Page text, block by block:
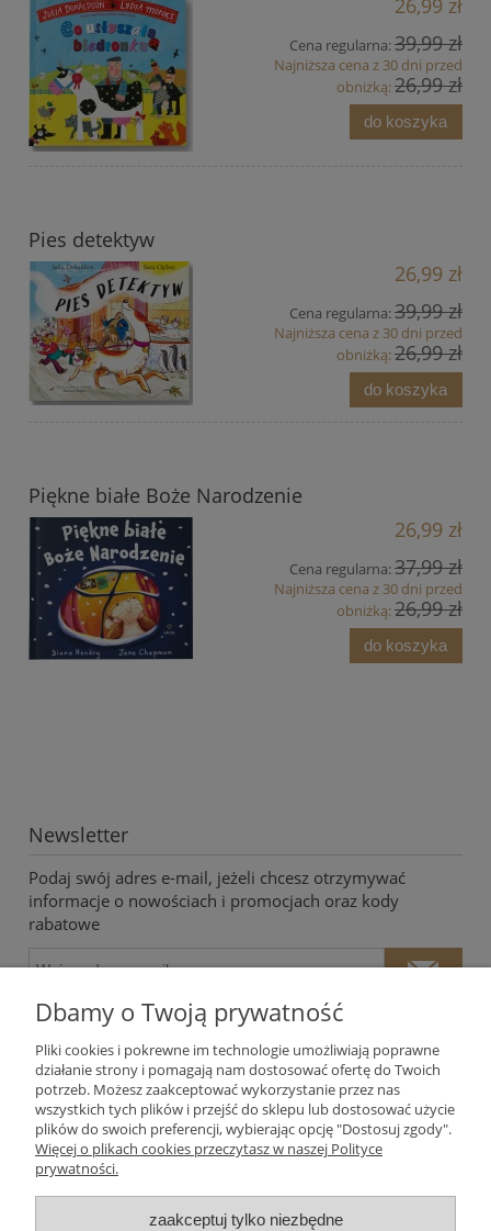
26,99 zł
Cena regularna:39,99 zł
Najniższa cena z 30 dni przed
obniżką:26,99 zł
do koszyka
Pies detektyw
26,99 zł
Cena regularna:39,99 zł
Najniższa cena z 30 dni przed
obniżką:26,99 zł
do koszyka
Piękne białe Boże Narodzenie
26,99 zł
Cena regularna:37,99 zł
Najniższa cena z 30 dni przed
obniżką:26,99 zł
do koszyka
Newsletter
Podaj swój adres e-mail, jeżeli chcesz otrzymywać
informacje o nowościach i promocjach oraz kody
rabatowe
Twoje dane będą przetwarzane zgodnie z nasząpolityką
prywatności
Moje konto
Dbamy o Twoją prywatność
Pliki cookies i pokrewne im technologie umożliwiają poprawne
działanie strony i pomagają nam dostosować ofertę do Twoich
potrzeb. Możesz zaakceptować wykorzystanie przez nas
wszystkich tych plików i przejść do sklepu lub dostosować użycie
plików do swoich preferencji, wybierając opcję "Dostosuj zgody".
Więcej o plikach cookies przeczytasz w naszej Polityce
prywatności.
zaakceptuj tylko niezbędne